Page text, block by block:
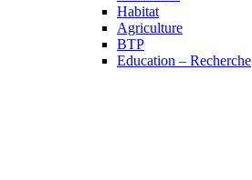
Habitat
Agriculture
BTP
Education – Recherche